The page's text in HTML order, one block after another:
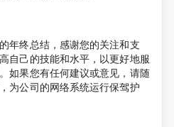
年终总结，感谢您的关注和支
自己的技能和水平，以更好地服
如果您有任何建议或意见，请随
为公司的网络系统运行保驾护